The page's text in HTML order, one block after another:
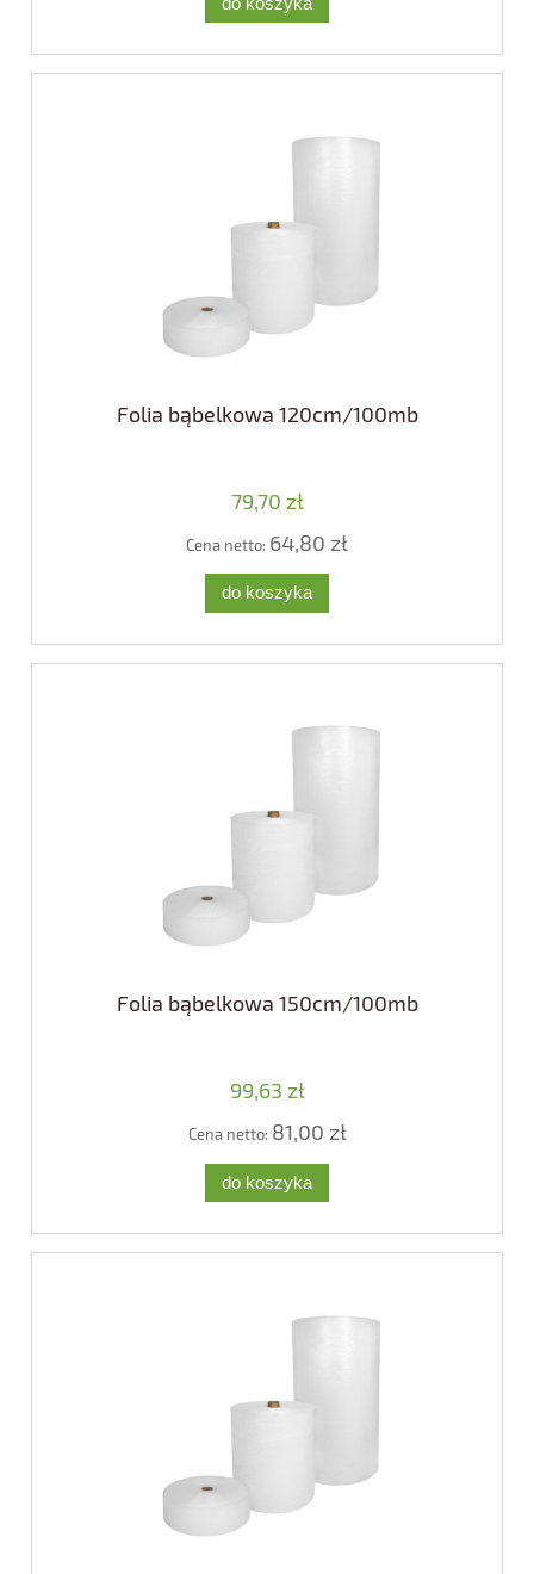
Folia bąbelkowa 120cm/100mb
79,70 zł
Cena netto: 64,80 zł
do koszyka
Folia bąbelkowa 150cm/100mb
99,63 zł
Cena netto: 81,00 zł
do koszyka